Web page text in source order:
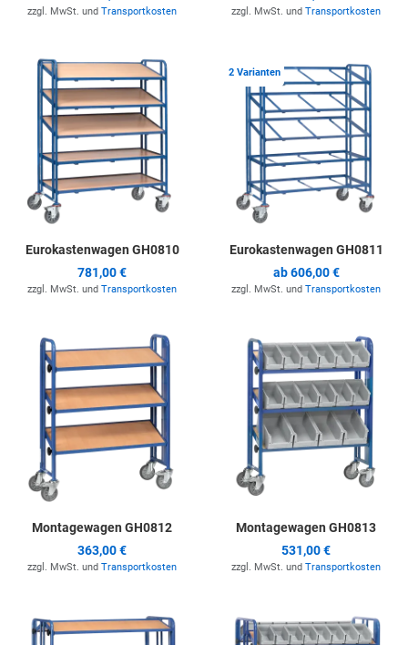
zzgl. MwSt. und Transportkosten zzgl. MwSt. und Transportkosten
Zur Merkliste hinzufügen
Eurokastenwagen GH0810
781,00 €
zzgl. MwSt. und Transportkosten
2 Varianten
Eurokastenwagen GH0811
ab606,00 €
zzgl. MwSt. und Transportkosten
Zur Merkliste hinzufügen
Montagewagen GH0812
363,00 €
zzgl. MwSt. und Transportkosten
Montagewagen GH0813
531,00 €
zzgl. MwSt. und Transportkosten
Zur Merkliste hinzufügen